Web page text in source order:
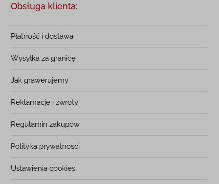
Obsługa klienta:
Płatność i dostawa
Wysyłka za granicę
Jak grawerujemy
Reklamacje i zwroty
Regulamin zakupów
Polityka prywatności
Ustawienia cookies